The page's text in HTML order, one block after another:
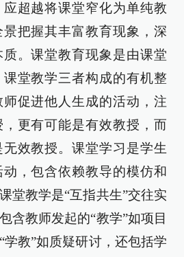
超越将课堂窄化为单纯教
把握其丰富教育现象，深
。课堂教育现象是由课堂
堂教学三者构成的有机整
促进他人生成的活动，注
更有可能是有效教授，而
效教授。课堂学习是学生
，包含依赖教导的模仿和
堂教学是“互指共生”交往实
含教师发起的“教学”如项目
教”如质疑研讨，还包括学